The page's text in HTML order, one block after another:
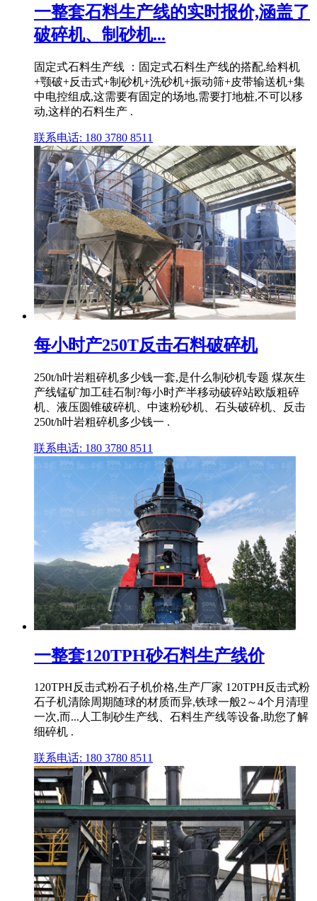
一整套石料生产线的实时报价,涵盖了
破碎机、制砂机...
固定式石料生产线 ：固定式石料生产线的搭配,给料机
+颚破+反击式+制砂机+洗砂机+振动筛+皮带输送机+集
中电控组成,这需要有固定的场地,需要打地桩,不可以移
动,这样的石料生产 .
联系电话: 180 3780 8511
每小时产250T反击石料破碎机
250t/h叶岩粗碎机多少钱一套,是什么制砂机专题 煤灰生
产线锰矿加工硅石制?每小时产半移动破碎站欧版粗碎
机、液压圆锥破碎机、中速粉砂机、石头破碎机、反击
250t/h叶岩粗碎机多少钱一 .
联系电话: 180 3780 8511
一整套120TPH砂石料生产线价
120TPH反击式粉石子机价格,生产厂家 120TPH反击式粉
石子机清除周期随球的材质而异,铁球一般2～4个月清理
一次,而...人工制砂生产线、石料生产线等设备,助您了解
细碎机 .
联系电话: 180 3780 8511